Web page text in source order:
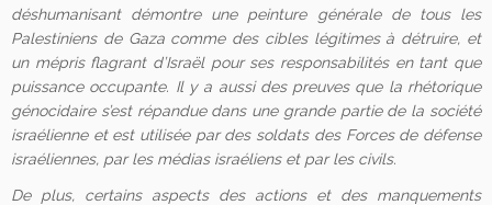
déshumanisant démontre une peinture générale de tous les
Palestiniens de Gaza comme des cibles légitimes à détruire, et
un mépris flagrant d’Israël pour ses responsabilités en tant que
puissance occupante. Il y a aussi des preuves que la rhétorique
génocidaire s’est répandue dans une grande partie de la société
israélienne et est utilisée par des soldats des Forces de défense
israéliennes, par les médias israéliens et par les civils.
De plus, certains aspects des actions et des manquements